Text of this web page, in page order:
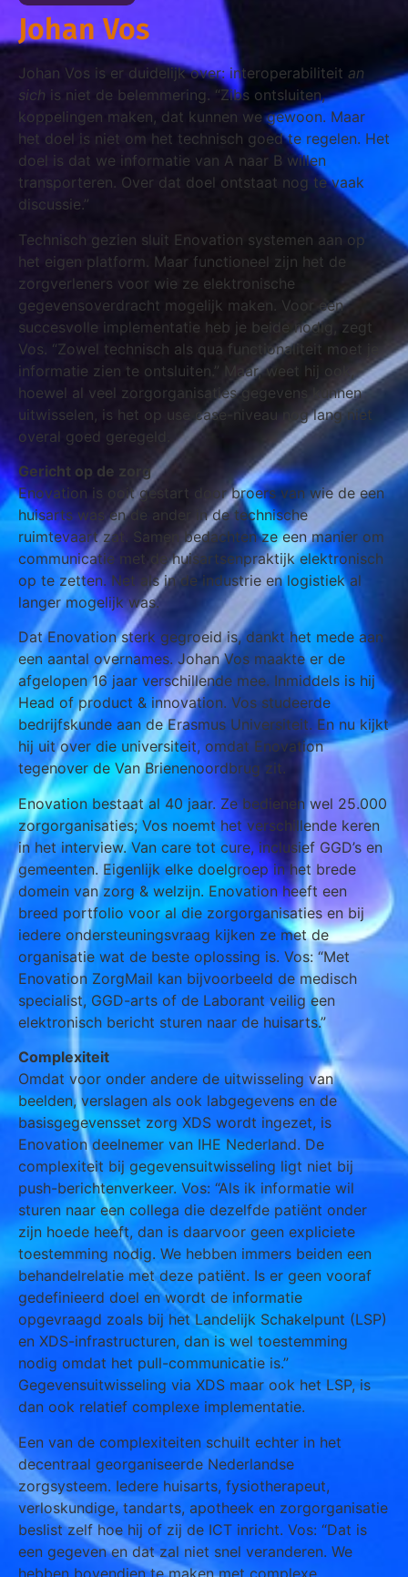
Johan Vos
Johan Vos is er duidelijk over: interoperabiliteit an
sich is niet de belemmering. “Zibs ontsluiten,
koppelingen maken, dat kunnen we gewoon. Maar
het doel is niet om het technisch goed te regelen. Het
doel is dat we informatie van A naar B willen
transporteren. Over dat doel ontstaat nog te vaak
discussie.”
Technisch gezien sluit Enovation systemen aan op
het eigen platform. Maar functioneel zijn het de
zorgverleners voor wie ze elektronische
gegevensoverdracht mogelijk maken. Voor een
succesvolle implementatie heb je beide nodig, zegt
Vos. “Zowel technisch als qua functionaliteit moet je
informatie zien te ontsluiten.” Maar, weet hij ook,
hoewel al veel zorgorganisaties gegevens kunnen
uitwisselen, is het op use case-niveau nog lang niet
overal goed geregeld.
Gericht op de zorg
Enovation is ooit gestart door broers van wie de een
huisarts was en de ander in de technische
ruimtevaart zat. Samen bedachten ze een manier om
communicatie met de huisartsenpraktijk elektronisch
op te zetten. Net als in de industrie en logistiek al
langer mogelijk was.
Dat Enovation sterk gegroeid is, dankt het mede aan
een aantal overnames. Johan Vos maakte er de
afgelopen 16 jaar verschillende mee. Inmiddels is hij
Head of product & innovation. Vos studeerde
bedrijfskunde aan de Erasmus Universiteit. En nu kijkt
hij uit over die universiteit, omdat Enovation
tegenover de Van Brienenoordbrug zit.
Enovation bestaat al 40 jaar. Ze bedienen wel 25.000
zorgorganisaties; Vos noemt het verschillende keren
in het interview. Van care tot cure, inclusief GGD’s en
gemeenten. Eigenlijk elke doelgroep in het brede
domein van zorg & welzijn. Enovation heeft een
breed portfolio voor al die zorgorganisaties en bij
iedere ondersteuningsvraag kijken ze met de
organisatie wat de beste oplossing is. Vos: “Met
Enovation ZorgMail kan bijvoorbeeld de medisch
specialist, GGD-arts of de Laborant veilig een
elektronisch bericht sturen naar de huisarts.”
Complexiteit
Omdat voor onder andere de uitwisseling van
beelden, verslagen als ook labgegevens en de
basisgegevensset zorg XDS wordt ingezet, is
Enovation deelnemer van IHE Nederland. De
complexiteit bij gegevensuitwisseling ligt niet bij
push-berichtenverkeer. Vos: “Als ik informatie wil
sturen naar een collega die dezelfde patiënt onder
zijn hoede heeft, dan is daarvoor geen expliciete
toestemming nodig. We hebben immers beiden een
behandelrelatie met deze patiënt. Is er geen vooraf
gedefinieerd doel en wordt de informatie
opgevraagd zoals bij het Landelijk Schakelpunt (LSP)
en XDS-infrastructuren, dan is wel toestemming
nodig omdat het pull-communicatie is.”
Gegevensuitwisseling via XDS maar ook het LSP, is
dan ook relatief complexe implementatie.
Een van de complexiteiten schuilt echter in het
decentraal georganiseerde Nederlandse
zorgsysteem. Iedere huisarts, fysiotherapeut,
verloskundige, tandarts, apotheek en zorgorganisatie
beslist zelf hoe hij of zij de ICT inricht. Vos: “Dat is
een gegeven en dat zal niet snel veranderen. We
hebben bovendien te maken met complexe